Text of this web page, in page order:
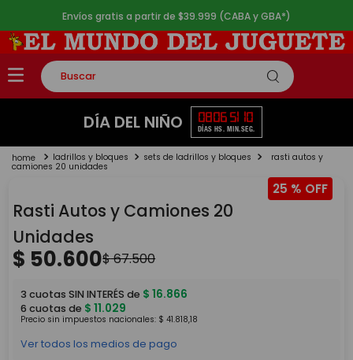
Envíos gratis a partir de $39.999 (CABA y GBA*)
Buscar
TÉRMINOS MÁS BUSCADOS
2.
lego
4.
monopatin
5. toy story
DÍA DEL NIÑO 08
DÍAS
06
HS.
51
MIN.
10
SEG.
ladrillos y bloques sets de ladrillos y bloques rasti autos y
camiones 20 unidades
25 %
Rasti Autos y Camiones 20
Unidades
$ 50.600$67.500
3 cuotas SIN INTERÉS de $ 16.866
6 cuotas de $ 11.029
Precio sin impuestos nacionales: $ 41.818,18
Ver todos los medios de pago